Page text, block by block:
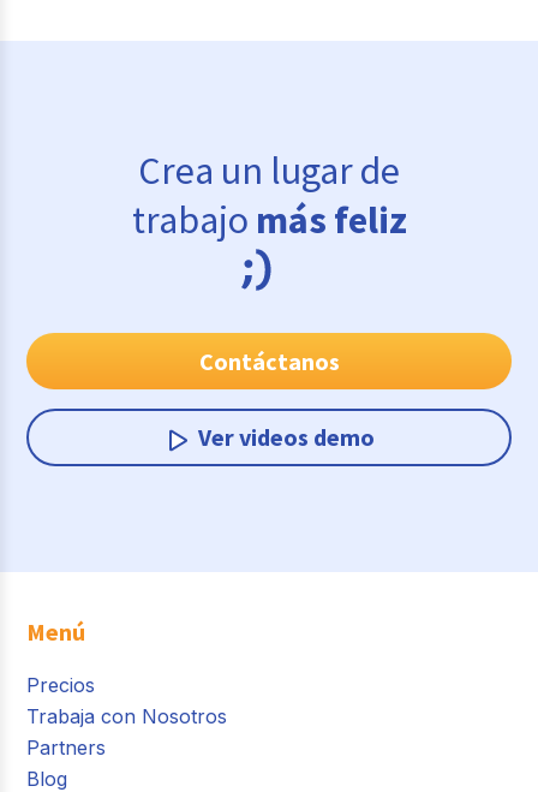
Crea un lugar de
trabajo más feliz
Contáctanos
Ver videos demo
Menú
Precios
Trabaja con Nosotros
Partners
Blog